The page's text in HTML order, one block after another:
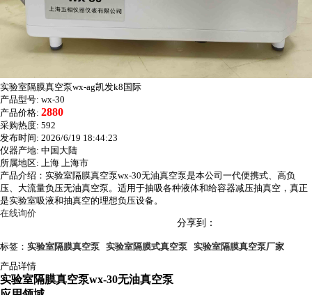
实验室隔膜真空泵wx-ag凯发k8国际
产品型号: wx-30
产品价格: 2880
采购热度: 592
发布时间: 2026/6/19 18:44:23
仪器产地: 中国大陆
所属地区: 上海 上海市
产品介绍：实验室隔膜真空泵wx-30无油真空泵是本公司一代便携式、高负
压、大流量负压无油真空泵。适用于抽吸各种液体和给容器减压抽真空，真正
是实验室吸液和抽真空的理想负压设备。
在线询价
分享到：
标签： 实验室隔膜真空泵 实验室隔膜式真空泵 实验室隔膜真空泵厂家
产品详情
实验室隔膜真空泵wx-30无油真空泵